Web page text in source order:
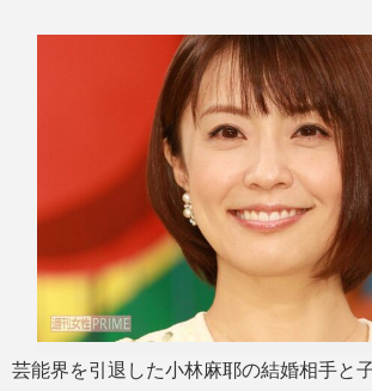
芸能界を引退した小林麻耶の結婚相手と